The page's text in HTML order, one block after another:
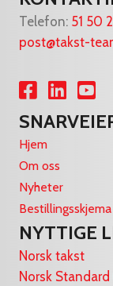
Telefon: 51 50
post@takst-
Lenke tilLenke til
Hjem
Om oss
Nyheter
Bestillingsskjema
NYTTIGE
Norsk takst
Norsk Standard